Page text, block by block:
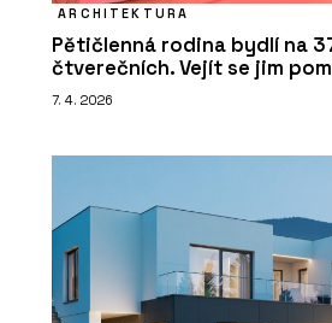
ARCHITEKTURA
Pětičlenná rodina bydlí na
čtverečních. Vejít se jim
7. 4. 2026